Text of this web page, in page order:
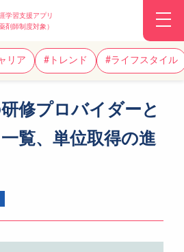
学習支援アプリ
剤師制度対象）
リア #トレンド #ライフスタイル
修プロバイダーと
覧、単位取得の進